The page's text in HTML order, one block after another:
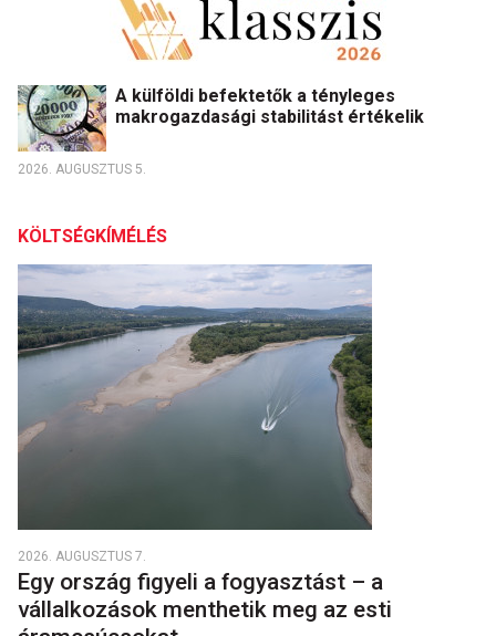
A külföldi befektetők a tényleges
makrogazdasági stabilitást értékelik
2026. AUGUSZTUS 5.
KÖLTSÉGKÍMÉLÉS
2026. AUGUSZTUS 7.
Egy ország figyeli a fogyasztást – a
vállalkozások menthetik meg az esti